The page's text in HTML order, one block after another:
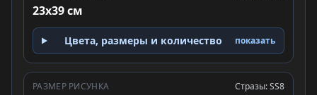
23x39 см
Цвета, размеры и количество показать
РАЗМЕР РИСУНКА Стразы: SS8